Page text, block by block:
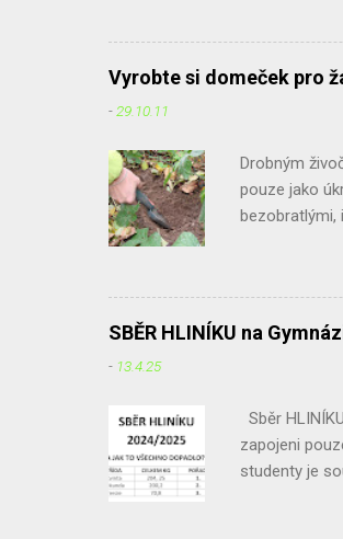
potravin, do
dotazník měl
způsob
Vyrobte si domeček pro
-29.10.11
Drobným
pouze jako
bezobratlými,
vodních
zakryjeme
přikrýt
potřebovat :
SBĚR HLINÍKU na
- 13.4.25
Sběr
zapojeni
studenty je
sběru. Letos